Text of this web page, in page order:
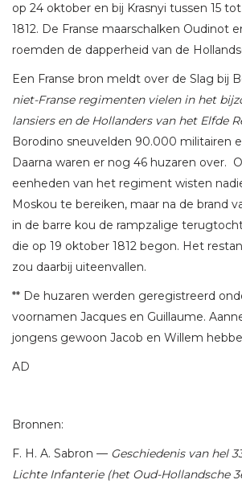
op 24 oktober en bij Krasnyi tussen 15
1812. De Franse maarschalken Oudinot
roemden de dapperheid van de
Een Franse bron meldt over de Slag bij
niet-Franse regimenten vielen in het
lansiers en de Hollanders van het Elfde
Borodino sneuvelden 90.000 militairen
Daarna waren er nog 46 huzaren over.
eenheden van het regiment wisten
Moskou te bereiken, maar na de brand
in de barre kou de rampzalige
die op 19 oktober 1812 begon. Het
zou daarbij uiteenvallen.
** De huzaren werden geregistreerd
voornamen Jacques en Guillaume.
jongens gewoon Jacob en Willem
AD
Bronnen:
F. H. A. Sabron — Geschiedenis van hel
Lichte Infanterie (het Oud-Hollandsche